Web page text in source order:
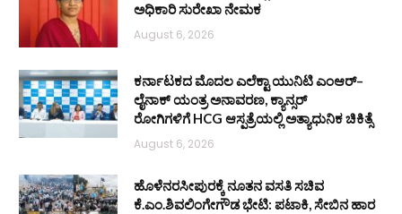
ಅಧಿಕಾರಿ ಸುರೇಖಾ ನೇಮಕ
August 6, 2026
ಕರ್ನಾಟಕದ ಮೊದಲ ಎಲೆಕ್ಟಾ ಯುನಿಟಿ ಎಂಆರ್–
ಲೈನಾಕ್ ಯಂತ್ರ ಅನಾವರಣ, ಕ್ಯಾನ್ಸರ್
ರೋಗಿಗಳಿಗೆ HCG ಆಸ್ಪತ್ರೆಯಲ್ಲಿ ಅತ್ಯಾಧುನಿಕ ಚಿಕಿತ್ಸೆ
August 6, 2026
ಹೊಳೆನರಸೀಪುರಕ್ಕೆ ನೂತನ ವಸತಿ ಸಚಿವ
ಕೆ.ಎಂ.ಶಿವಲಿಂಗೇಗೌಡ ಭೇಟಿ: ಪಟಾಕಿ, ಸೇಬಿನ ಹಾರ